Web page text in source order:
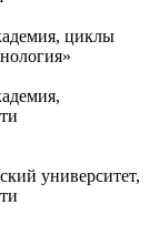
циклы
университет,